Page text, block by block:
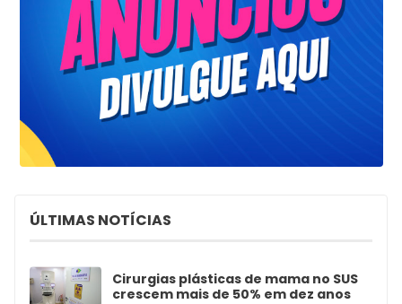
ÚLTIMAS NOTÍCIAS
Cirurgias plásticas de mama no SUS
crescem mais de 50% em dez anos